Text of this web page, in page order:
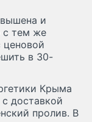
и
с тем же
в 30-
Крыма
доставкой
пролив. В